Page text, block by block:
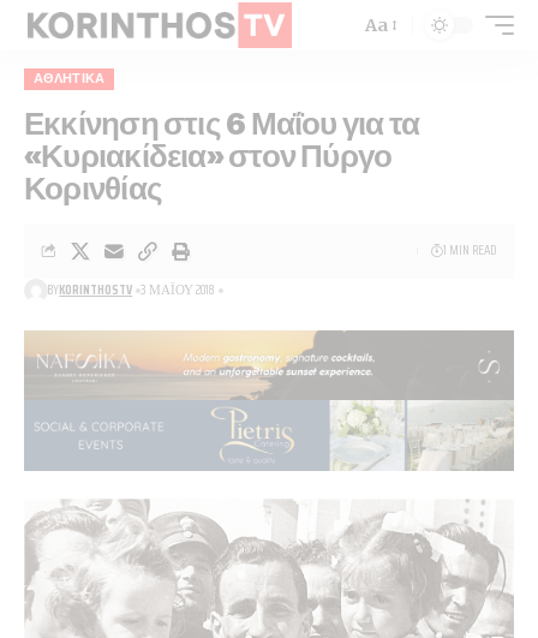
Aa
ΑΘΛΗΤΙΚΑ
Εκκίνηση στις 6 Μαΐου για τα
«Κυριακίδεια» στον Πύργο
Κορινθίας
BYKORINTHOSTV 3 ΜΑΪ́ΟΥ 2018
1 MIN READ